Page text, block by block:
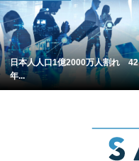
日本人人口1億2000万人割れ 42
年...